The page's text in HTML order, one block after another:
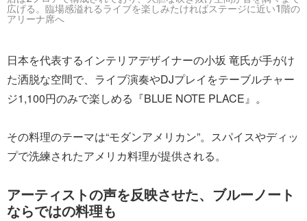
広げる。臨場感溢れるライブを楽しみたければステージに近い1階の
アリーナ席へ
日本を代表するインテリアデザイナーの小坂 竜氏が手がけ
た洒脱な空間で、ライブ演奏やDJプレイをテーブルチャー
ジ1,100円のみで楽しめる『BLUE NOTE PLACE』。
その料理のテーマは“モダンアメリカン”。スパイスやディッ
プで洗練されたアメリカ料理が提供される。
アーティストの声を反映させた、ブルーノート
ならではの料理も